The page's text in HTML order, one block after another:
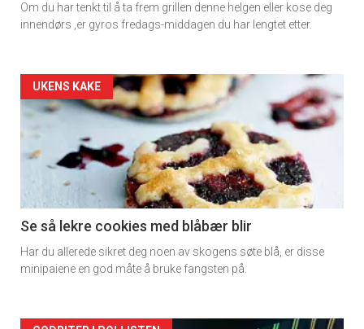
Om du har tenkt til å ta frem grillen denne helgen eller kose deg
innendørs ,er gyros fredags-middagen du har lengtet etter.
Artikler
detail
-
section
11
Dagens
UKENS KAKE
Se så lekre cookies med blåbær blir
Har du allerede sikret deg noen av skogens søte blå, er disse
minipaiene en god måte å bruke fangsten på.